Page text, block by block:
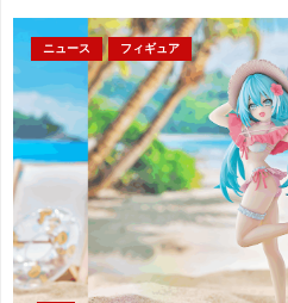
ニュース フィギュア